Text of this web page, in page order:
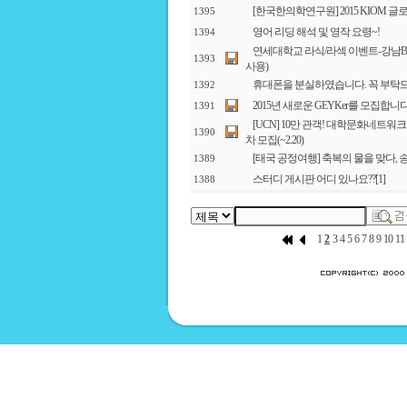
1395 [한국한의학연구원] 2015 KIOM 글
1394 영어 리딩 해석 및 영작 요령~!
1393
연세대학교 라식/라섹 이벤트-강남
사용)
1392 휴대폰을 분실하였습니다. 꼭 부탁
1391 2015년 새로운 GEYKer를 모집합니
1390
[UCN] 10만 관객! 대학문화네트워
차 모집(~2.20)
1389 [태국 공정여행] 축복의 물을 맞다,
1388 스터디 게시판 어디 있나요??[1]
1 2 3 4 5 6 7 8 9 10 11